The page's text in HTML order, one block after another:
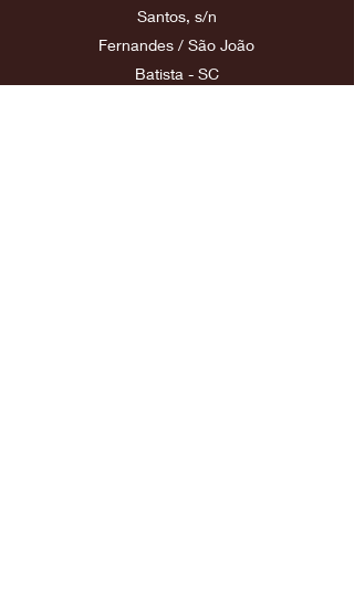
Santos, s/n
Fernandes / São João
Batista - SC